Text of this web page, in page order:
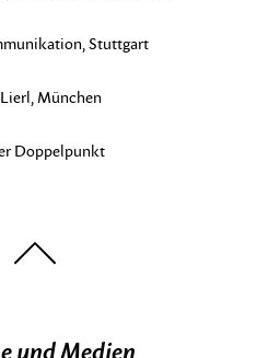
Stuttgart
Lierl, München
Doppelpunkt